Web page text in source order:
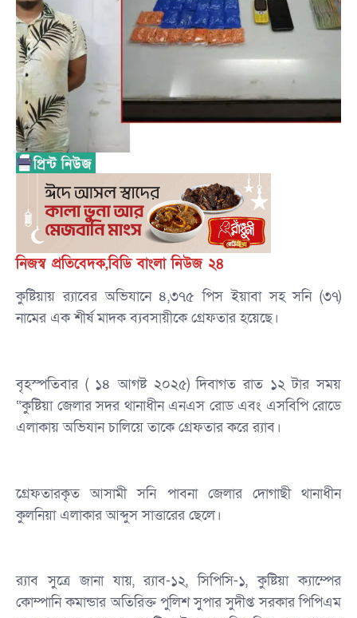
নিজস্ব প্রতিবেদক,বিডি বাংলা নিউজ ২৪
কুষ্টিয়ায় র‍্যাবের অভিযানে ৪,৩৭৫ পিস ইয়াবা সহ সনি (৩৭)
নামের এক শীর্ষ মাদক ব্যবসায়ীকে গ্রেফতার হয়েছে।
‎বৃহস্পতিবার ( ১৪ আগষ্ট ২০২৫) দিবাগত রাত ১২ টার সময়
“কুষ্টিয়া জেলার সদর থানাধীন এনএস রোড এবং এসবিপি রোডে
এলাকায় অভিযান চালিয়ে তাকে গ্রেফতার করে র‍্যাব।
‎গ্রেফতারকৃত আসামী সনি পাবনা জেলার দোগাছী থানাধীন
কুলনিয়া এলাকার আব্দুস সাত্তারের ছেলে।
‎র‍্যাব সুত্রে জানা যায়, র‍্যাব-১২, সিপিসি-১, কুষ্টিয়া ক্যাম্পের
কোম্পানি কমান্ডার অতিরিক্ত পুলিশ সুপার সুদীপ্ত সরকার পিপিএম